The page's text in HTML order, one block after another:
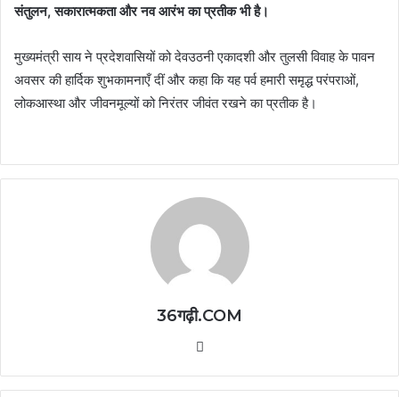
संतुलन, सकारात्मकता और नव आरंभ का प्रतीक भी है।
मुख्यमंत्री साय ने प्रदेशवासियों को देवउठनी एकादशी और तुलसी विवाह के पावन
अवसर की हार्दिक शुभकामनाएँ दीं और कहा कि यह पर्व हमारी समृद्ध परंपराओं,
लोकआस्था और जीवनमूल्यों को निरंतर जीवंत रखने का प्रतीक है।
36गढ़ी.COM